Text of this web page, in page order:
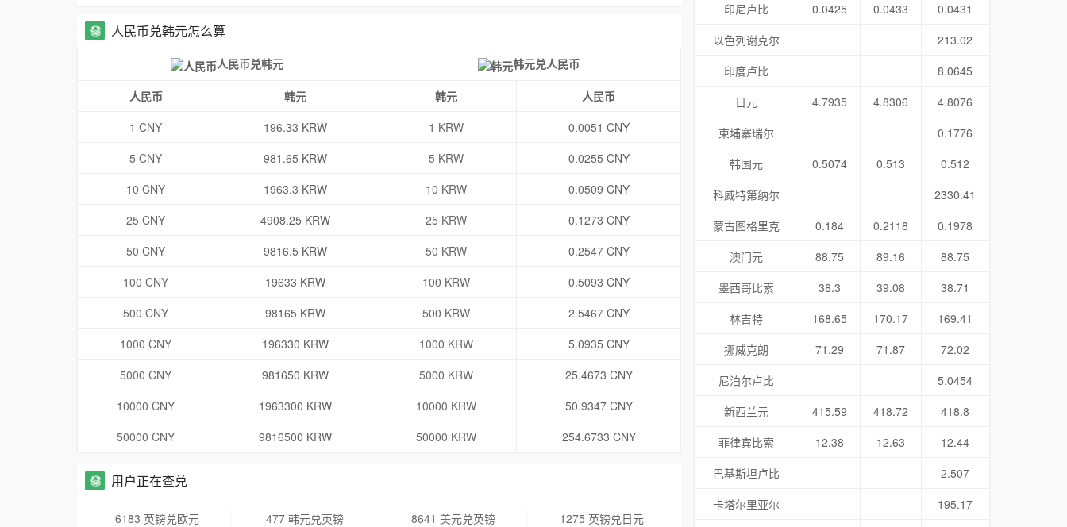
人民币兑韩元怎么算
人民币兑韩元 韩元兑人民币
人民币 韩元 韩元
人民币
1 CNY
196.33 KRW 1 KRW
0.0051 CNY
5 CNY
981.65 KRW 5 KRW
0.0255 CNY
10 CNY
1963.3 KRW 10 KRW
0.0509 CNY
25 CNY
4908.25 KRW 25 KRW
0.1273 CNY
50 CNY
9816.5 KRW 50 KRW
0.2547 CNY
100 CNY
19633 KRW 100 KRW
0.5093 CNY
500 CNY
98165 KRW 500 KRW
2.5467 CNY
1000 CNY
196330 KRW 1000 KRW
5.0935 CNY
5000 CNY
981650 KRW 5000 KRW
25.4673 CNY
10000 CNY
1963300 KRW 10000 KRW
50.9347 CNY
50000 CNY
9816500 KRW 50000 KRW 254.6733 CNY
用户正在查兑
6183 英镑兑欧元 477 韩元兑英镑 8641 美元兑英镑
1275 英镑兑日元
印尼卢比
0.0425 0.0433
0.0431
以色列谢克尔
213.02
印度卢比
8.0645
日元
4.7935 4.8306
4.8076
柬埔寨瑞尔
0.1776
韩国元
0.5074 0.513
0.512
科威特第纳尔
2330.41
蒙古图格里克
0.184 0.2118
0.1978
澳门元
88.75 89.16
88.75
墨西哥比索
38.3 39.08
38.71
林吉特
168.65 170.17
169.41
挪威克朗
71.29 71.87
72.02
尼泊尔卢比
5.0454
新西兰元
415.59 418.72
418.8
菲律宾比索
12.38 12.63
12.44
巴基斯坦卢比
2.507
卡塔尔里亚尔
195.17